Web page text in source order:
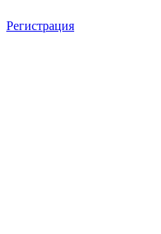
Регистрация